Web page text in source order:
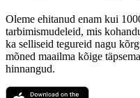
Oleme ehitanud enam kui
tarbimismudeleid, mis
ka selliseid tegureid nagu
mõned maailma kõige
hinnangud.